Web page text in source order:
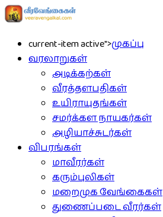
current-item active">முகப்பு
வரலாறுகள்
அடிக்கற்கள்
வீரத்தளபதிகள்
உயிராயுதங்கள்
சமர்க்கள நாயகர்கள்
அழியாச்சுடர்கள்
விபரங்கள்
மாவீரர்கள்
கரும்புலிகள்
மறைமுக வேங்கைகள்
துணைப்படை வீரர்கள்